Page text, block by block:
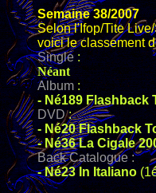
Semaine 38/2007
Selon l'Ifop/Tite
voici le classement
Single:
Néant
Album :
- Né189 Flashback
DVD:
-Né20 Flashback
- Né36 La Cigale
Back Catalogue :
- Né23 In Italiano